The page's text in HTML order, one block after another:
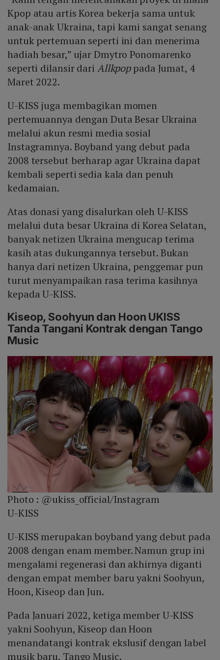
Kpop atau artis Korea bekerja sama untuk
anak-anak Ukraina, tapi kami sangat senang
untuk pertemuan seperti ini dan menerima
hadiah besar,” ujar Dmytro Ponomarenko
seperti dilansir dari Allkpoppada Jumat, 4
Maret 2022.
U-KISS juga membagikan momen
pertemuannya dengan Duta Besar Ukraina
melalui akun resmi media sosial
Instagramnya. Boyband yang debut pada
2008 tersebut berharap agar Ukraina dapat
kembali seperti sedia kala dan penuh
kedamaian.
Atas donasi yang disalurkan oleh U-KISS
melalui duta besar Ukraina di Korea Selatan,
banyak netizen Ukraina mengucap terima
kasih atas dukungannya tersebut. Bukan
hanya dari netizen Ukraina, penggemar pun
turut menyampaikan rasa terima kasihnya
kepada U-KISS.
Kiseop, Soohyun dan Hoon UKISS
Tanda Tangani Kontrak dengan Tango
Music
Photo : @ukiss_official/Instagram
U-KISS
U-KISS merupakan boyband yang debut pada
2008 dengan enam member. Namun grup ini
mengalami regenerasi dan akhirnya diganti
dengan empat member baru yakni Soohyun,
Hoon, Kiseop dan Jun.
Pada Januari 2022, ketiga member U-KISS
yakni Soohyun, Kiseop dan Hoon
menandatangi kontrak ekslusif dengan label
musik baru, Tango Music.